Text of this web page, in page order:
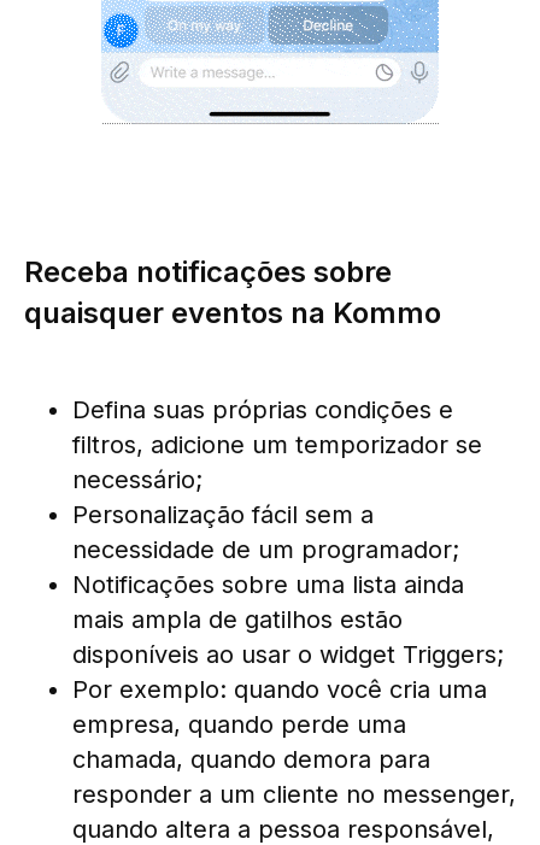
Receba notificações sobre
quaisquer eventos na Kommo
Defina suas próprias condições e
filtros, adicione um temporizador se
necessário;
Personalização fácil sem a
necessidade de um programador;
Notificações sobre uma lista ainda
mais ampla de gatilhos estão
disponíveis ao usar o widget Triggers;
Por exemplo: quando você cria uma
empresa, quando perde uma
chamada, quando demora para
responder a um cliente no messenger,
quando altera a pessoa responsável,